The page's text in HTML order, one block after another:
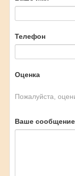
Телефон
Оценка
Пожалуйста,
Ваше сообщение